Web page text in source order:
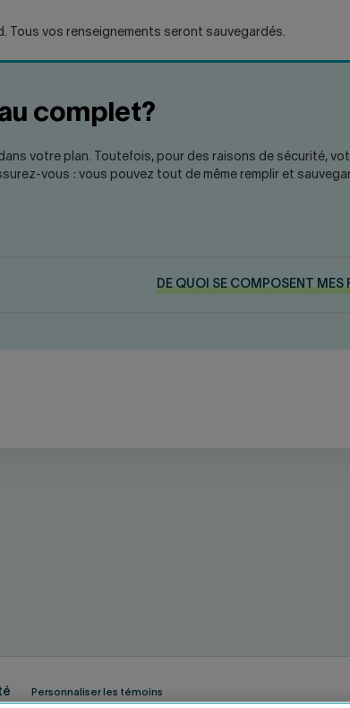
Tous vos renseignements seront sauvegardés.
complet?
votre plan. Toutefois, pour des raisons de sécurité,
vous : vous pouvez tout de même remplir et
DE QUOI SE COMPOSENT MES
Personnaliser les témoins